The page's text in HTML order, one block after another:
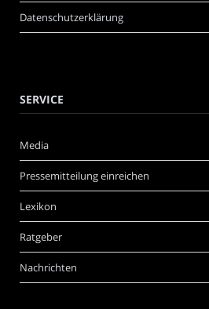
Datenschutzerklärung
SERVICE
Media
Pressemitteilung einreichen
Lexikon
Ratgeber
Nachrichten